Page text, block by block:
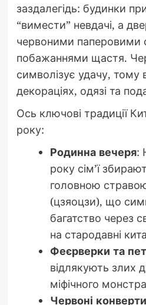
заздалегідь: будинки
“вимести” невдачі, а
червоними паперовими
побажаннями щастя.
символізує удачу, тому
декораціях, одязі та
Ось ключові традиції
року:
Родинна вечеря:
року сім’ї
головною
(цзяоцзи), що
багатство через
на стародавні
Феєрверки та
відлякують злих
міфічного
Червоні